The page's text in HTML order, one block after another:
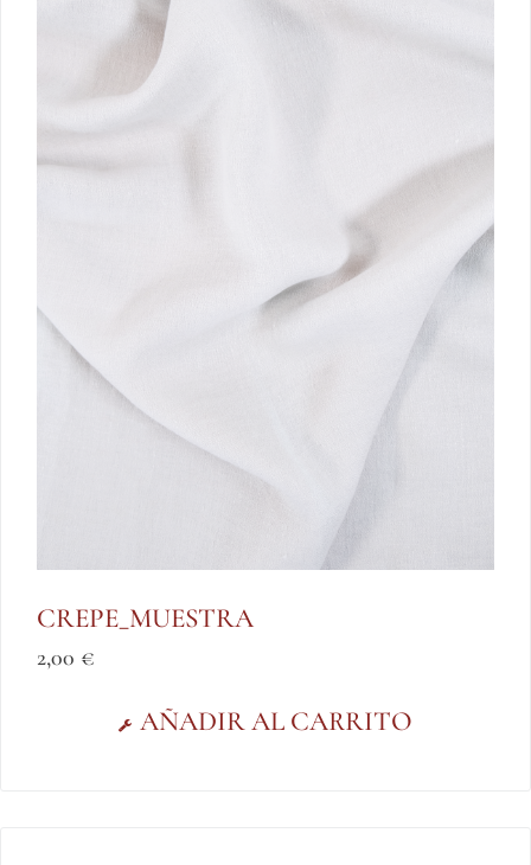
CREPE_MUESTRA
2,00 €
AÑADIR AL CARRITO